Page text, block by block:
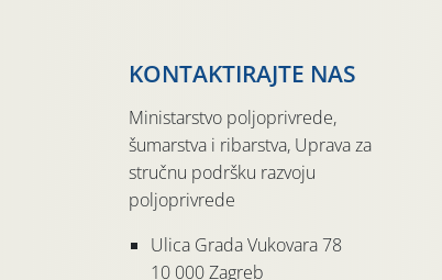
KONTAKTIRAJTE NAS
Ministarstvo poljoprivrede,
šumarstva i ribarstva, Uprava za
stručnu podršku razvoju
poljoprivrede
Ulica Grada Vukovara 78
10 000 Zagreb